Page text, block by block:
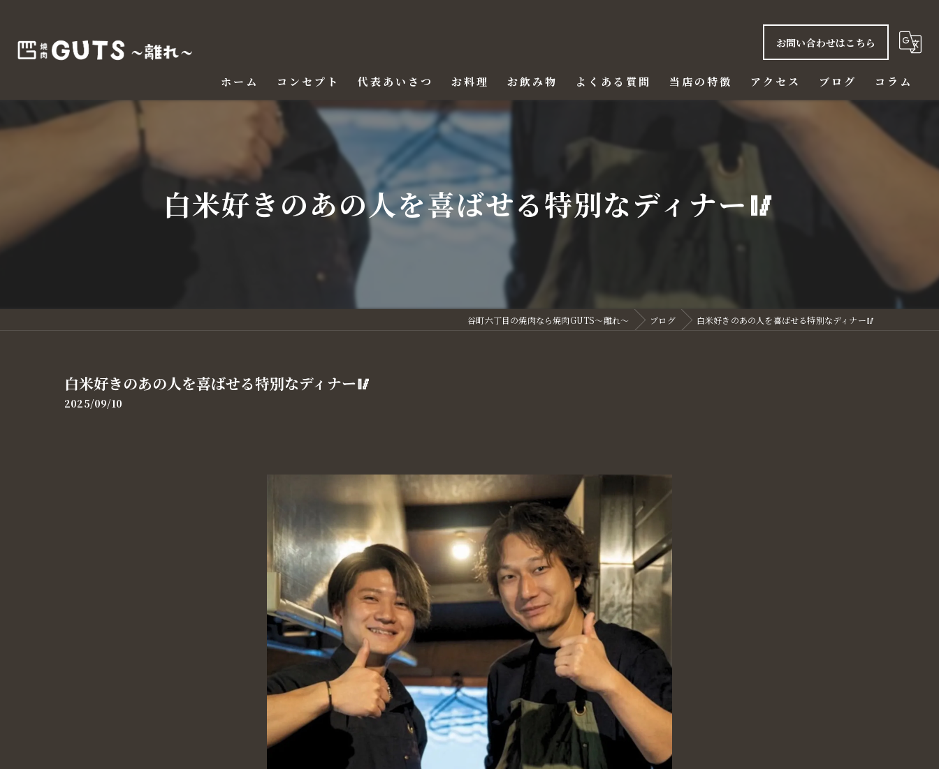
お問い合わせはこちら
ホーム コンセプト 代表あいさつ お料理 お飲み物 よくある質問 当店の特徴
ハラミ
アクセス ブログ コラム
白米好きのあの人を喜ばせる特別なディナー🥢
谷町六丁目の焼肉なら焼肉GUTS～離れ～ ブログ 白米好きのあの人を喜ばせる特別なディナー🥢
白米好きのあの人を喜ばせる特別なディナー🥢
2025/09/10